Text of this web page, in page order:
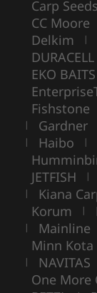
Carp Seeds
CC Moore
Delkim |
DURACELL
EKO BAITS
Fishstone
| Gardner
| Haibo |
JETFISH |
| Kiana
Korum |
| Mainline
Minn Kota
| NAVITAS
One More